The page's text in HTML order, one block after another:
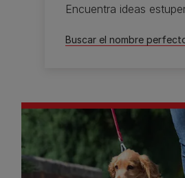
Encuentra ideas
Buscar el nombre